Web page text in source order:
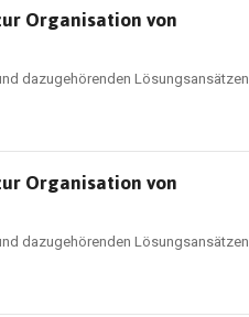
Organisation von
dazugehörenden Lösungsansätzen
Organisation von
dazugehörenden Lösungsansätzen